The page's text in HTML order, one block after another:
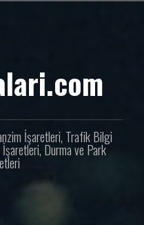
İşaretleri, Trafik Bilgi
İşaretleri, Durma ve Park